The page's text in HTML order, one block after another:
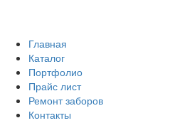
Главная
Каталог
Портфолио
Прайс лист
Ремонт заборов
Контакты